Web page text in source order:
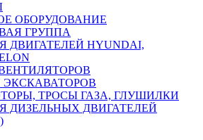
ОБОРУДОВАНИЕ
ГРУППА
ДВИГАТЕЛЕЙ HYUNDAI,
ЭКСКАВАТОРОВ
ТРОСЫ ГАЗА, ГЛУШИЛКИ
ДИЗЕЛЬНЫХ ДВИГАТЕЛЕЙ